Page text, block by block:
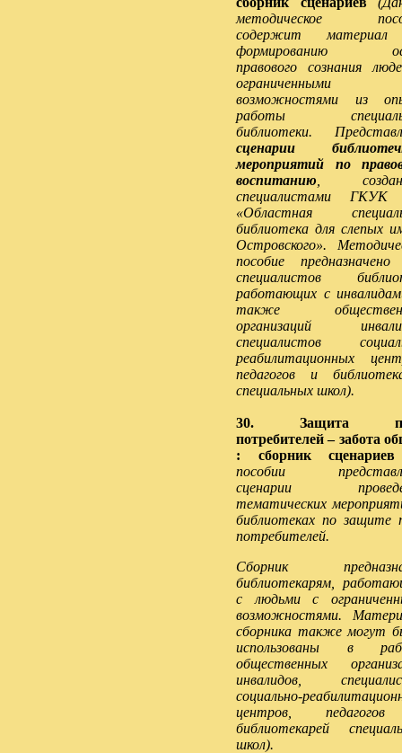
методическое
содержит
формированию
правового сознания
ограниченными
возможностями из
работы
библиотеки.
сценарии
мероприятий по
воспитанию ,
специалистами
«Областная
библиотека для слепых
Островского».
пособие предназначено
специалистов
работающих с
также
организаций
специалистов
реабилитационных
педагогов и
специальных школ).
30. Защита
потребителей – забота
: сборник сценариев
пособии
сценарии
тематических
библиотеках по защите
потребителей.
Сборник
библиотекарям,
с людьми с
возможностями.
сборника также могут
использованы в
общественных
инвалидов,
социально-
центров,
библиотекарей
школ).